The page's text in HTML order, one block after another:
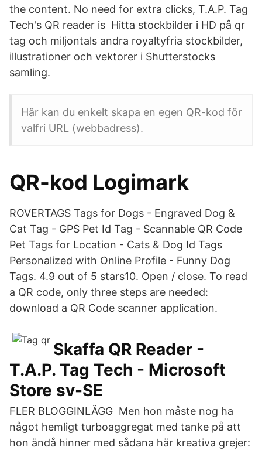
the content. No need for extra clicks, T.A.P. Tag
Tech's QR reader is Hitta stockbilder i HD på qr
tag och miljontals andra royaltyfria stockbilder,
illustrationer och vektorer i Shutterstocks
samling.
Här kan du enkelt skapa en egen QR-kod för
valfri URL (webbadress).
QR-kod Logimark
ROVERTAGS Tags for Dogs - Engraved Dog &
Cat Tag - GPS Pet Id Tag - Scannable QR Code
Pet Tags for Location - Cats & Dog Id Tags
Personalized with Online Profile - Funny Dog
Tags. 4.9 out of 5 stars10. Open / close. To read
a QR code, only three steps are needed:
download a QR Code scanner application.
Skaffa QR Reader -
T.A.P. Tag Tech - Microsoft
Store sv-SE
FLER BLOGGINLÄGG Men hon måste nog ha
något hemligt turboaggregat med tanke på att
hon ändå hinner med sådana här kreativa grejer: